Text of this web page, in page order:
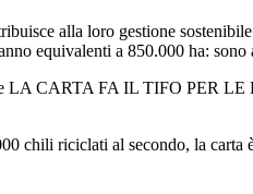
alla loro gestione
equivalenti a 850.000 ha:
LA CARTA FA IL TIFO PER
chili riciclati al secondo, la carta